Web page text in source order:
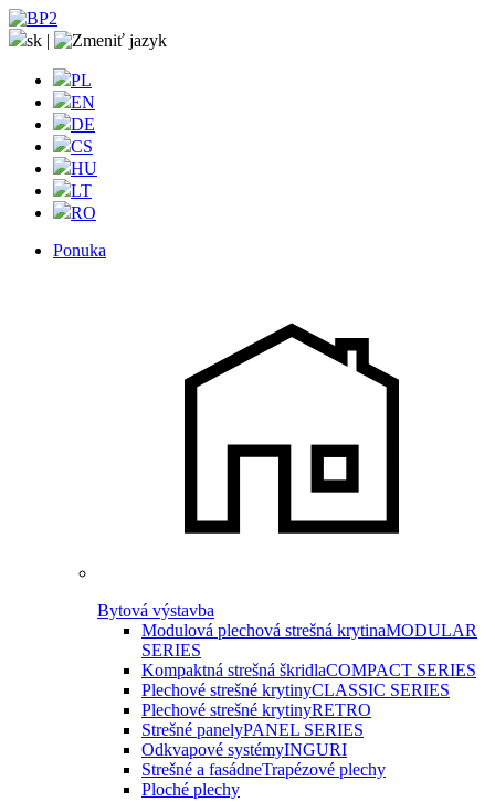
sk |
PL
EN
DE
CS
HU
LT
RO
Ponuka
Bytová výstavba
Modulová plechová strešná krytinaMODULAR
SERIES
Kompaktná strešná škridlaCOMPACT SERIES
Plechové strešné krytinyCLASSIC SERIES
Plechové strešné krytinyRETRO
Strešné panelyPANEL SERIES
Odkvapové systémyINGURI
Strešné a fasádneTrapézové plechy
Ploché plechy